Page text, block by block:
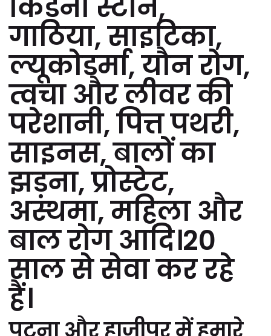
गाठिया, साइटिका,
ल्यूकोडर्मा, यौन रोग,
त्वचा और लीवर की
परेशानी, पित्त पथरी,
साइनस, बालों का
झड़ना, प्रोस्टेट,
अस्थमा, महिला और
बाल रोग आदि।20
साल से सेवा कर रहे
हैं।